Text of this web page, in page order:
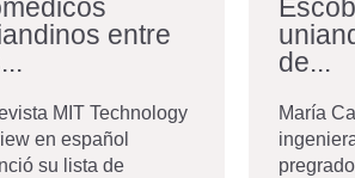
entre
MIT Technology
en español
su lista de
de...
María